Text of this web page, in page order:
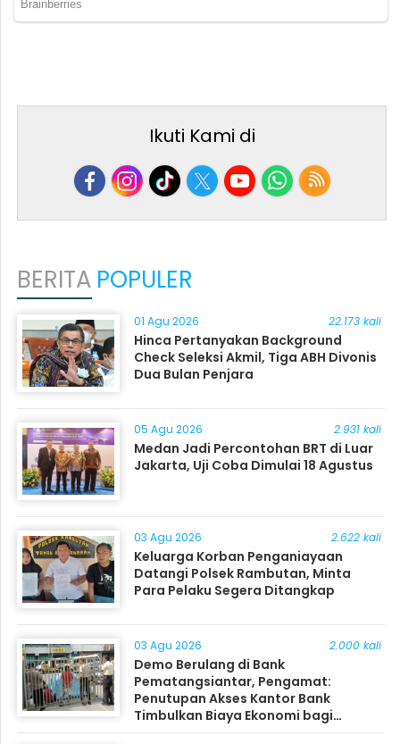
Ikuti Kami di
BERITA POPULER
01 Agu 2026 22.173 kali
Hinca Pertanyakan Background
Check Seleksi Akmil, Tiga ABH Divonis
Dua Bulan Penjara
05 Agu 2026 2.931 kali
Medan Jadi Percontohan BRT di Luar
Jakarta, Uji Coba Dimulai 18 Agustus
03 Agu 2026 2.622 kali
Keluarga Korban Penganiayaan
Datangi Polsek Rambutan, Minta
Para Pelaku Segera Ditangkap
03 Agu 2026 2.000 kali
Demo Berulang di Bank
Pematangsiantar, Pengamat:
Penutupan Akses Kantor Bank
Timbulkan Biaya Ekonomi bagi
Masyarakat